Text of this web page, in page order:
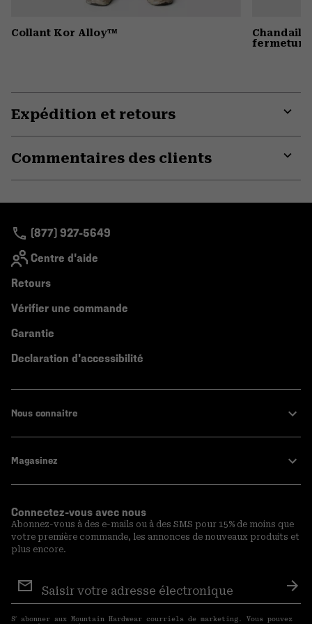
Collant Kor Alloy™
Chandail
fermeture
Expédition et retours
Commentaires des clients
(877) 927-5649
Centre d'aide
Retours
Vérifier une commande
Garantie
Declaration d'accessibilité
Nous connaitre
Magasinez
Connectez-vous avec nous
Abonnez-vous à des e-mails ou à des SMS pour 15% de moins que
votre première commande, les annonces de nouveaux produits et
plus encore.
aux
courriels
S′ abonner aux Mountain Hardwear courriels de marketing. Vous pouvez